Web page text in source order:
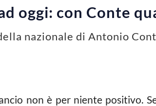
oggi: con Conte
nazionale di Antonio
non è per niente positivo.